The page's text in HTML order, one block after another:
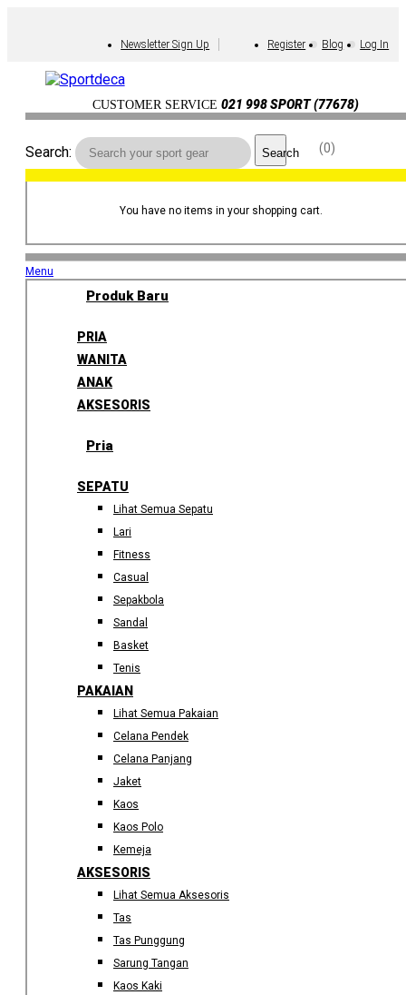
Newsletter Sign Up Register Blog Log In
CUSTOMER SERVICE 021 998 SPORT (77678)
0
Search: Search
You have no items in your shopping cart.
Menu
Produk Baru
PRIA
WANITA
ANAK
AKSESORIS
Pria
SEPATU
Lihat Semua Sepatu
Lari
Fitness
Casual
Sepakbola
Sandal
Basket
Tenis
PAKAIAN
Lihat Semua Pakaian
Celana Pendek
Celana Panjang
Jaket
Kaos
Kaos Polo
Kemeja
AKSESORIS
Lihat Semua Aksesoris
Tas
Tas Punggung
Sarung Tangan
Kaos Kaki